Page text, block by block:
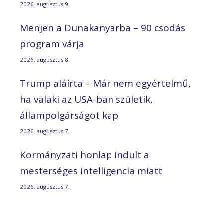
2026. augusztus 9.
Menjen a Dunakanyarba – 90 csodás
program várja
2026. augusztus 8.
Trump aláírta – Már nem egyértelmű,
ha valaki az USA-ban születik,
állampolgárságot kap
2026. augusztus 7.
Kormányzati honlap indult a
mesterséges intelligencia miatt
2026. augusztus 7.